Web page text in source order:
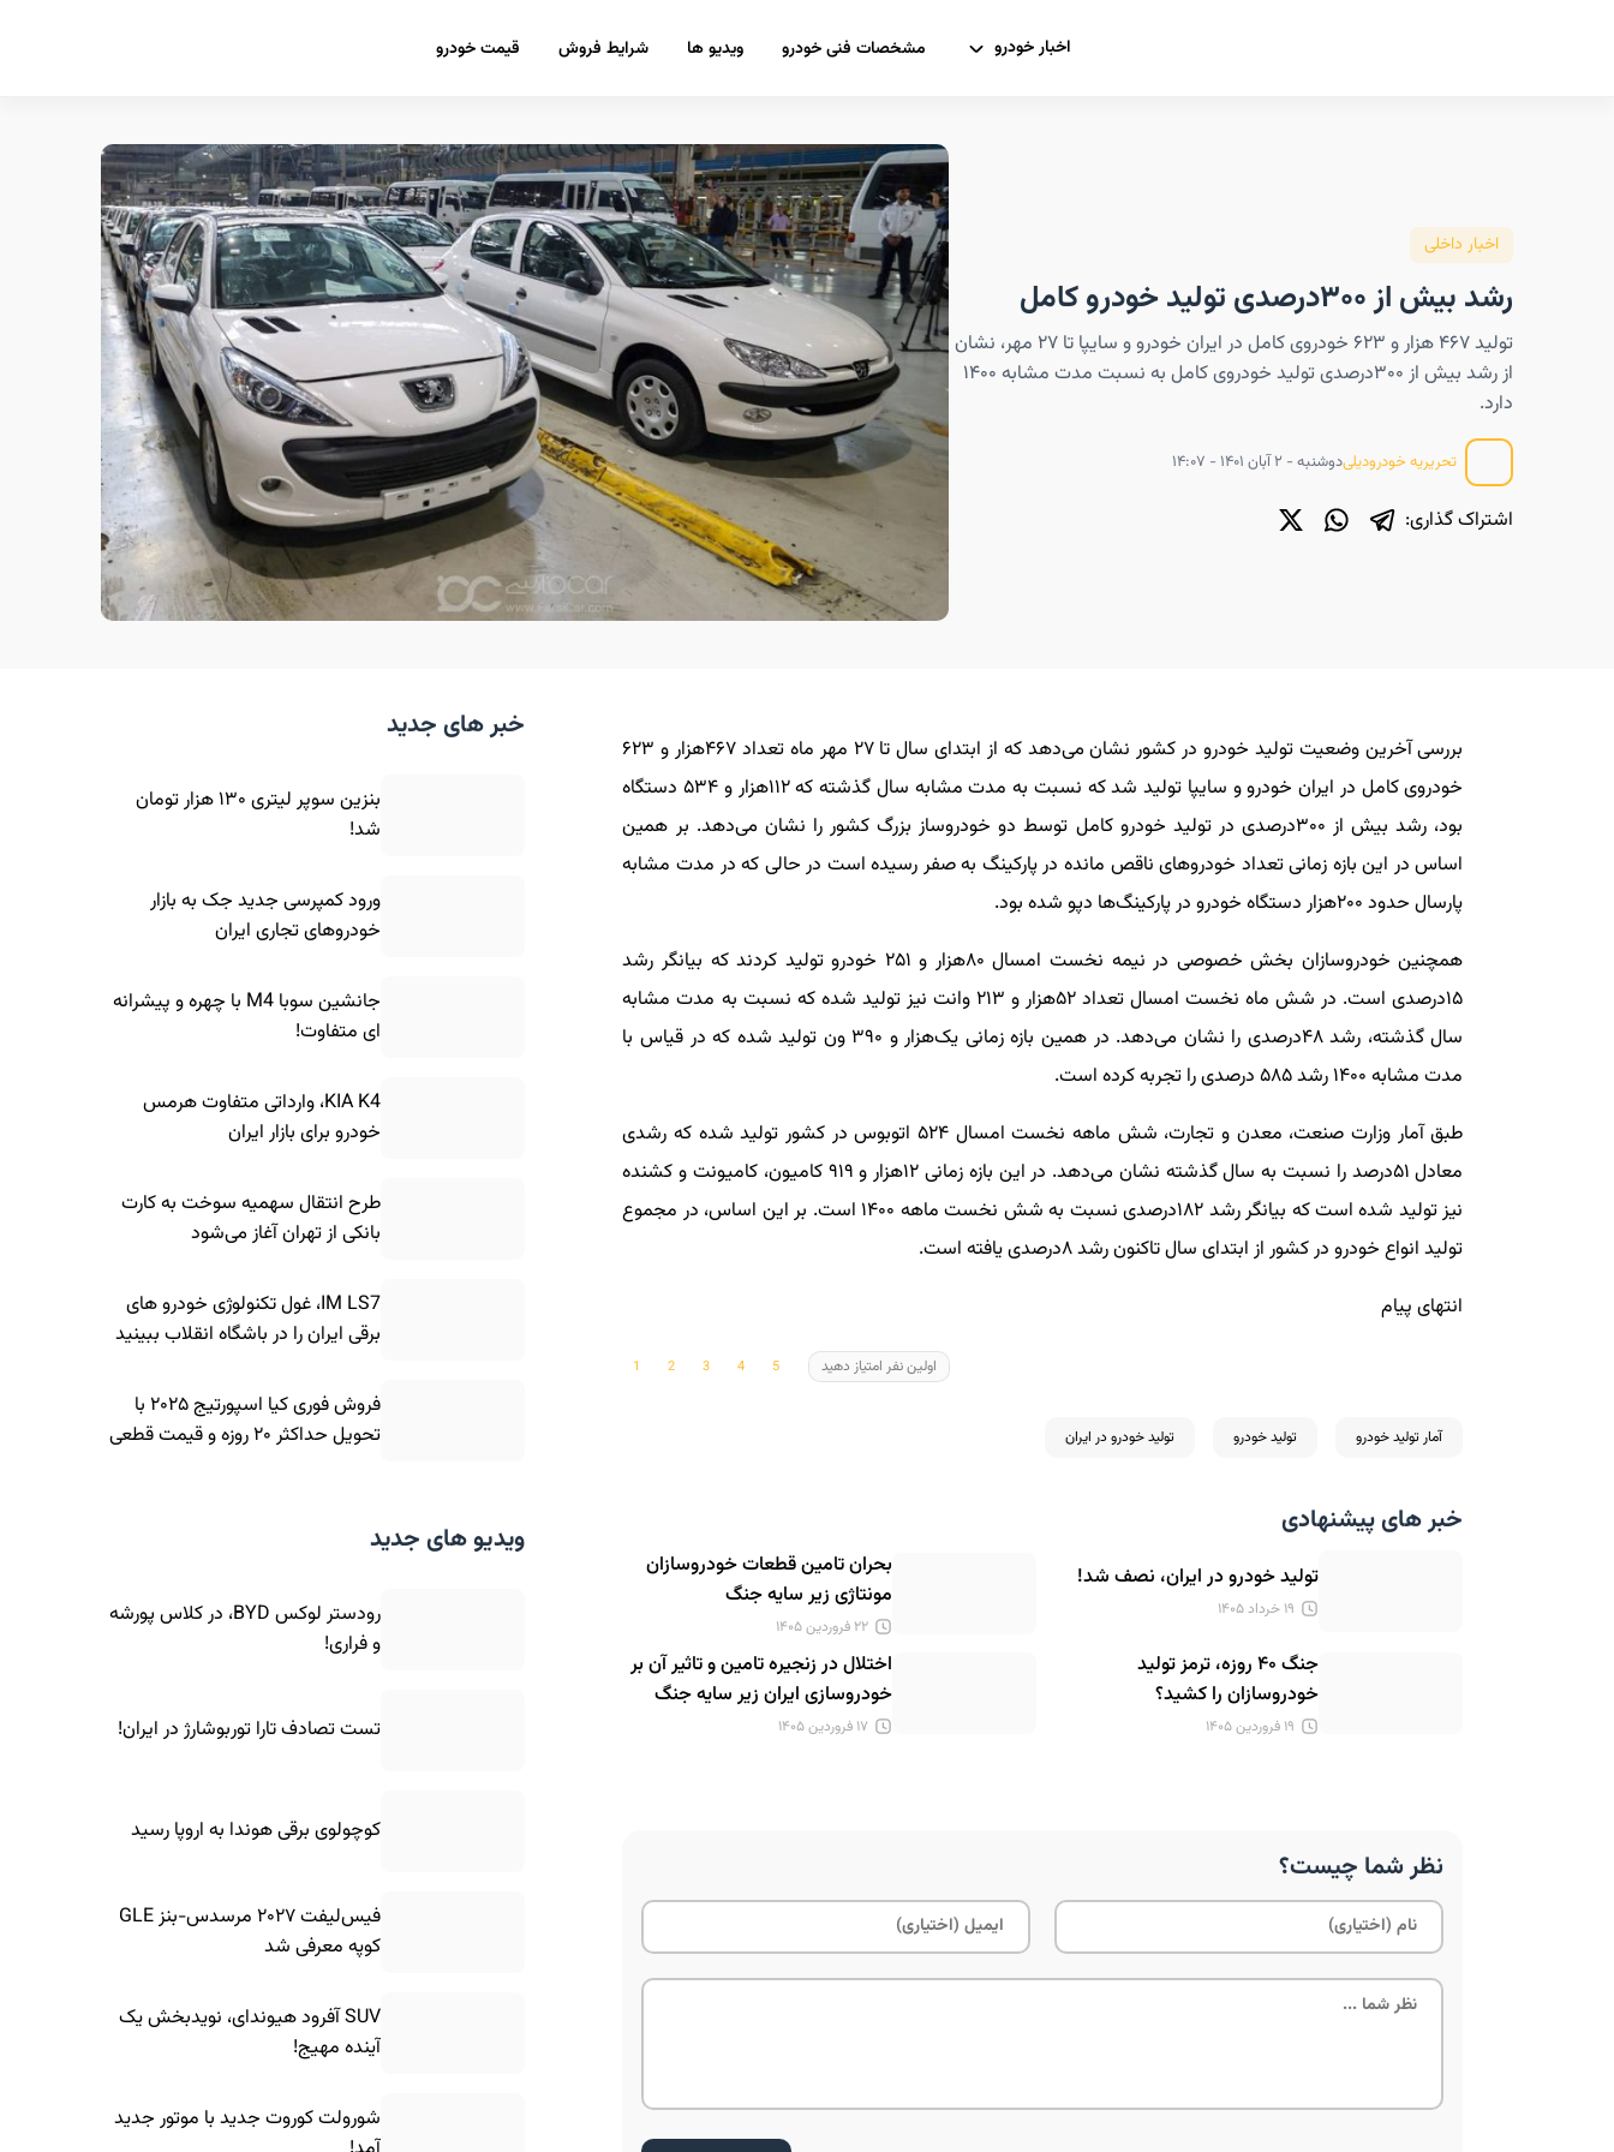
اخبار خودرو مشخصات فنی خودرو ویدیو ها شرایط فروش قیمت خودرو
اخبار داخلی
رشد بیش از ۳۰۰درصدی تولید خودرو کامل
تولید ۴۶۷ هزار و ۶۲۳ خودروی کامل در ایران خودرو و سایپا تا ۲۷ مهر، نشان
از رشد بیش از ۳۰۰درصدی تولید خودروی کامل به نسبت مدت مشابه ۱۴۰۰
دارد.
تحریریه خودرودیلیدوشنبه - ۲ آبان ۱۴۰۱ - ۱۴:۰۷
اشتراک گذاری:
بررسی آخرین وضعیت تولید خودرو در کشور نشان می‌دهد که از ابتدای سال تا ۲۷ مهر ماه تعداد ۴۶۷هزار و ۶۲۳
خودروی کامل در ایران خودرو و سایپا تولید شد که نسبت به مدت مشابه سال گذشته که ۱۱۲هزار و ۵۳۴ دستگاه
بود، رشد بیش از ۳۰۰درصدی در تولید خودرو کامل توسط دو خودروساز بزرگ کشور را نشان می‌دهد. بر همین
اساس در این بازه زمانی تعداد خودروهای ناقص مانده در پارکینگ به صفر رسیده است در حالی که در مدت مشابه
پارسال حدود ۲۰۰هزار دستگاه خودرو در پارکینگ‌ها دپو شده بود.
همچنین خودروسازان بخش خصوصی در نیمه نخست امسال ۸۰هزار و ۲۵۱ خودرو تولید کردند که بیانگر رشد
۱۵درصدی است. در شش ماه نخست امسال تعداد ۵۲هزار و ۲۱۳ وانت نیز تولید شده که نسبت به مدت مشابه
سال گذشته، رشد ۴۸درصدی را نشان می‌دهد. در همین بازه زمانی یک‌هزار و ۳۹۰ ون تولید شده که در قیاس با
مدت مشابه ۱۴۰۰ رشد ۵۸۵ درصدی را تجربه کرده است.
طبق آمار وزارت صنعت، معدن و تجارت، شش ماهه نخست امسال ۵۲۴ اتوبوس در کشور تولید شده که رشدی
معادل ۵۱درصد را نسبت به سال گذشته نشان می‌دهد. در این بازه زمانی ۱۲هزار و ۹۱۹ کامیون، کامیونت و کشنده
نیز تولید شده است که بیانگر رشد ۱۸۲درصدی نسبت به شش نخست ماهه ۱۴۰۰ است. بر این اساس، در مجموع
تولید انواع خودرو در کشور از ابتدای سال تاکنون رشد ۸درصدی یافته است.
انتهای پیام
اولین نفر امتیاز دهید
آمار تولید خودرو تولید خودرو تولید خودرو در ایران
خبر های پیشنهادی
تولید خودرو در ایران، نصف شد!
۱۹ خرداد ۱۴۰۵
بحران تامین قطعات خودروسازان
مونتاژی زیر سایه جنگ
۲۲ فروردین ۱۴۰۵
جنگ ۴۰ روزه، ترمز تولید
خودروسازان را کشید؟
۱۹ فروردین ۱۴۰۵
اختلال در زنجیره تامین و تاثیر آن بر
خودروسازی ایران زیر سایه جنگ
۱۷ فروردین ۱۴۰۵
نظر شما چیست؟
خبر های جدید
بنزین سوپر لیتری ۱۳۰ هزار تومان
شد!
ورود کمپرسی جدید جک به بازار
خودروهای تجاری ایران
جانشین سوبا M4 با چهره و پیشرانه
ای متفاوت!
KIA K4، وارداتی متفاوت هرمس
خودرو برای بازار ایران
طرح انتقال سهمیه سوخت به کارت
بانکی از تهران آغاز می‌شود
IM LS7، غول تکنولوژی خودرو های
برقی ایران را در باشگاه انقلاب ببینید
فروش فوری کیا اسپورتیج ۲۰۲۵ با
تحویل حداکثر ۲۰ روزه و قیمت قطعی
ویدیو های جدید
رودستر لوکس BYD، در کلاس پورشه
و فراری!
تست تصادف تارا توربوشارژ در ایران!
کوچولوی برقی هوندا به اروپا رسید
فیس‌لیفت ۲۰۲۷ مرسدس-بنز GLE
کوپه معرفی شد
SUV آفرود هیوندای، نویدبخش یک
آینده مهیج!
شورولت کوروت جدید با موتور جدید